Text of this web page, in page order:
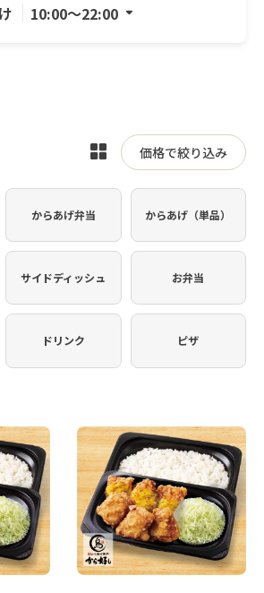
10:00〜22:00
表
を
り
価格で絞り込み
からあげ弁当 からあげ（単品）
サイドディッシュ お弁当
ドリンク ピザ